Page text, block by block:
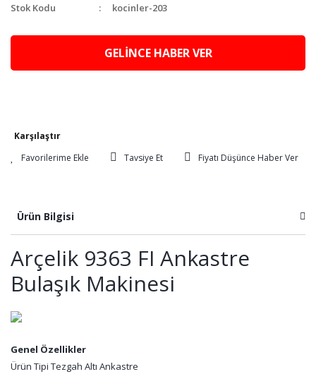
Stok Kodu
kocinler-203
GELİNCE HABER VER
Karşılaştır
Tavsiye Et
Fiyatı Düşünce Haber Ver
Ürün Bilgisi
Arçelik 9363 FI Ankastre
Bulaşık Makinesi
Genel Özellikler
Ürün Tipi Tezgah Altı Ankastre